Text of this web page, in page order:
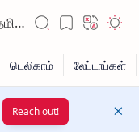
Reach out!